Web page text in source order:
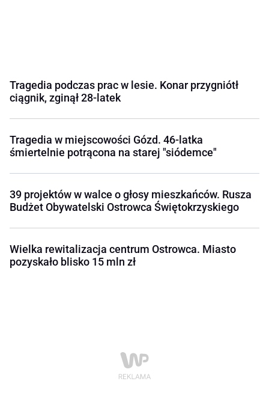
Tragedia podczas prac w lesie. Konar przygniótł
ciągnik, zginął 28-latek
Tragedia w miejscowości Gózd. 46-latka
śmiertelnie potrącona na starej "siódemce"
39 projektów w walce o głosy mieszkańców. Rusza
Budżet Obywatelski Ostrowca Świętokrzyskiego
Wielka rewitalizacja centrum Ostrowca. Miasto
pozyskało blisko 15 mln zł